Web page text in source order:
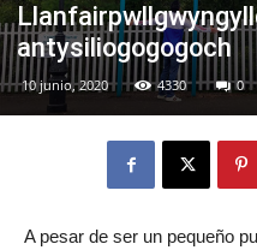
antysiliogogogoch
10 junio, 2020 4330 0
A pesar de ser un pequeño